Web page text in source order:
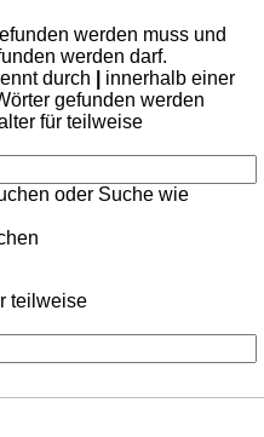
werden muss und
werden darf.
durch
innerhalb einer
gefunden werden
für teilweise
oder Suche wie
teilweise